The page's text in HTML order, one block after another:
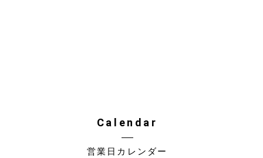
Calendar
営業日カレンダー